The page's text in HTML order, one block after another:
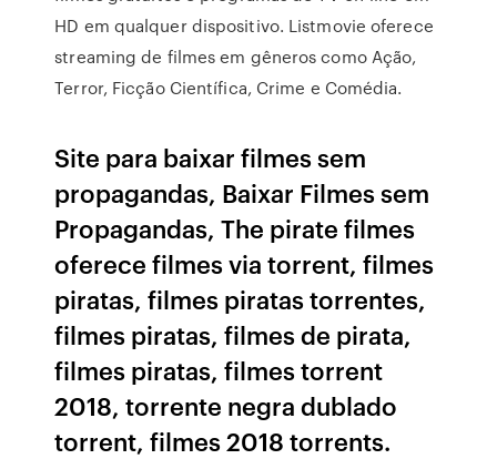
HD em qualquer dispositivo. Listmovie oferece
streaming de filmes em gêneros como Ação,
Terror, Ficção Científica, Crime e Comédia.
Site para baixar filmes sem
propagandas, Baixar Filmes sem
Propagandas, The pirate filmes
oferece filmes via torrent, filmes
piratas, filmes piratas torrentes,
filmes piratas, filmes de pirata,
filmes piratas, filmes torrent
2018, torrente negra dublado
torrent, filmes 2018 torrents.